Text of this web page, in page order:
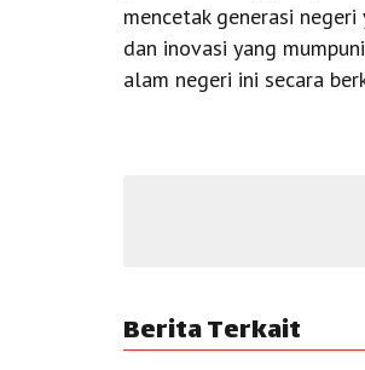
mencetak generasi
dan inovasi yang
alam negeri ini secara
Berita Terkait